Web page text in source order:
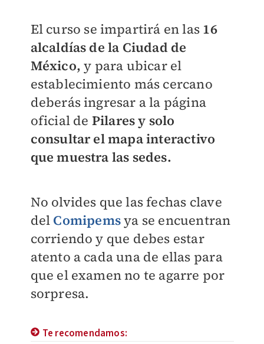
El curso se impartirá en las 16
alcaldías de la Ciudad de
México, y para ubicar el
establecimiento más cercano
deberás ingresar a la página
oficial de Pilares y solo
consultar el mapa interactivo
que muestra las sedes.
No olvides que las fechas clave
del Comipemsya se encuentran
corriendo y que debes estar
atento a cada una de ellas para
que el examen no te agarre por
sorpresa.
Te recomendamos: